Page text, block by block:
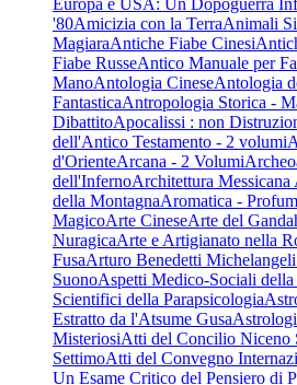
'80Amicizia con la TerraAnimali
MagiaraAntiche Fiabe Cinesi
Fiabe RusseAntico Manuale per
ManoAntologia CineseAntologia
FantasticaAntropologia Storica -
DibattitoApocalissi : non
dell'Antico Testamento - 2 volumi
d'OrienteArcana - 2 Volumi
dell'InfernoArchitettura Messicana
della MontagnaAromatica -
MagicoArte CineseArte del
NuragicaArte e Artigianato nella
FusaArturo Benedetti
SuonoAspetti Medico-Sociali
Scientifici della Parapsicologia
Estratto da l'Atsume Gusa
MisteriosiAtti del Concilio Niceno
SettimoAtti del Convegno
Un Esame Critico del Pensiero di